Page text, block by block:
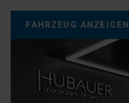
FAHRZEUG ANZEIGEN